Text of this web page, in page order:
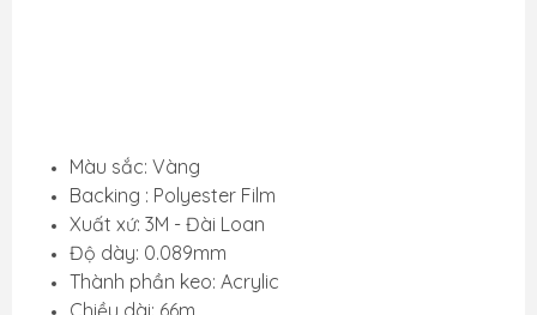
Màu sắc: Vàng
Backing : Polyester Film
Xuất xứ: 3M - Đài Loan
Độ dày: 0.089mm
Thành phần keo: Acrylic
Chiều dài: 66m